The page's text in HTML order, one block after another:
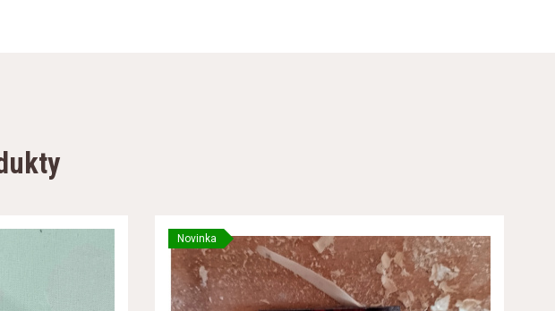
Novinka